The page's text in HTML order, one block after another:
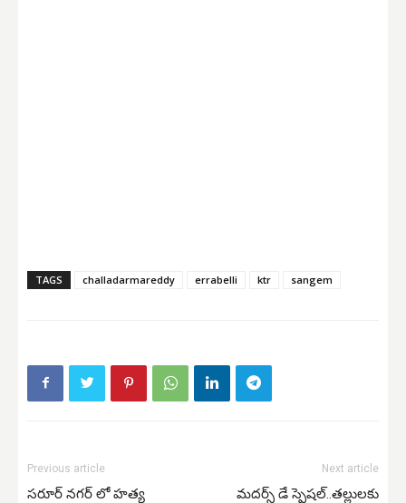
TAGS challadarmareddy errabelli ktr sangem
Previous article
సరూర్ నగర్ లో హత్య
Next article
మదర్స్ డే స్పెషల్..తల్లులకు